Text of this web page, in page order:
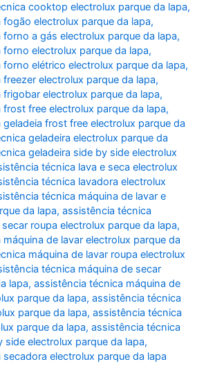
cooktop electrolux parque da lapa,
electrolux parque da lapa,
a gás electrolux parque da lapa,
electrolux parque da lapa,
elétrico electrolux parque da lapa,
electrolux parque da lapa,
electrolux parque da lapa,
free electrolux parque da lapa,
frost free electrolux parque da
geladeira electrolux parque da
geladeira side by side electrolux
técnica lava e seca electrolux
técnica lavadora electrolux
técnica máquina de lavar e
da lapa,assistência técnica
roupa electrolux parque da lapa,
de lavar electrolux parque da
máquina de lavar roupa electrolux
técnica máquina de secar
lapa,assistência técnica máquina de
parque da lapa,assistência técnica
parque da lapa,assistência técnica
parque da lapa,assistência técnica
side electrolux parque da lapa,
electrolux parque da lapa